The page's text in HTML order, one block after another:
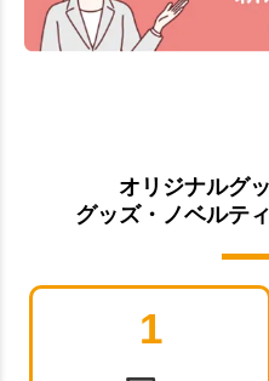
オリジナルグ
グッズ・ノベルテ
1